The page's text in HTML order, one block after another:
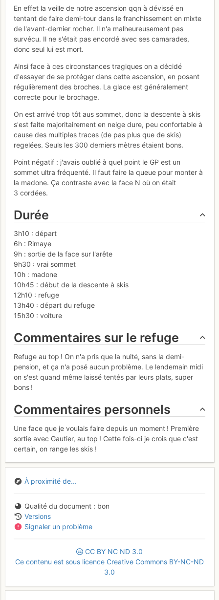
En effet la veille de notre ascension qqn à dévissé en
tentant de faire demi-tour dans le franchissement en mixte
de l'avant-dernier rocher. Il n'a malheureusement pas
survécu. Il ne s'était pas encordé avec ses camarades,
donc seul lui est mort.
Ainsi face à ces circonstances tragiques on a décidé
d'essayer de se protéger dans cette ascension, en posant
régulièrement des broches. La glace est généralement
correcte pour le brochage.
On est arrivé trop tôt aus sommet, donc la descente à skis
s'est faite majoritairement en neige dure, peu confortable à
cause des multiples traces (de pas plus que de skis)
regelées. Seuls les 300 derniers mètres étaient bons.
Point négatif : j'avais oublié à quel point le GP est un
sommet ultra fréquenté. Il faut faire la queue pour monter à
la madone. Ça contraste avec la face N où on était
3 cordées.
Durée
3h10 : départ
6h : Rimaye
9h : sortie de la face sur l'arête
9h30 : vrai sommet
10h : madone
10h45 : début de la descente à skis
12h10 : refuge
13h40 : départ du refuge
15h30 : voiture
Commentaires sur le refuge
Refuge au top ! On n'a pris que la nuité, sans la demi-
pension, et ça n'a posé aucun problème. Le lendemain midi
on s'est quand même laissé tentés par leurs plats, super
bons !
Commentaires personnels
Une face que je voulais faire depuis un moment ! Première
sortie avec Gautier, au top ! Cette fois-ci je crois que c'est
certain, on range les skis !
À proximité de...
Qualité du document
bon
Versions
Signaler un problème
CC BY NC ND 3.0
Ce contenu est sous licence Creative Commons BY-NC-ND
3.0